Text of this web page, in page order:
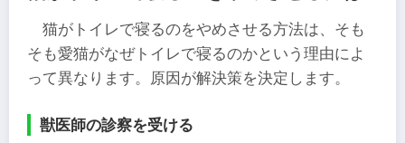
猫がトイレで寝るのをやめさせる方法は、そも
そも愛猫がなぜトイレで寝るのかという理由によ
って異なります。原因が解決策を決定します。
獣医師の診察を受ける